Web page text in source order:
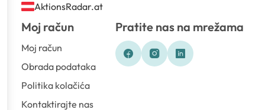
AktionsRadar.at
Moj račun
Moj račun
Obrada podataka
Politika kolačića
Kontaktirajte nas
Pratite nas na mrežama